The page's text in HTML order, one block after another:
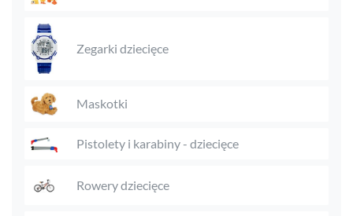
Zegarki dziecięce
Maskotki
Pistolety i karabiny - dziecięce
Rowery dziecięce